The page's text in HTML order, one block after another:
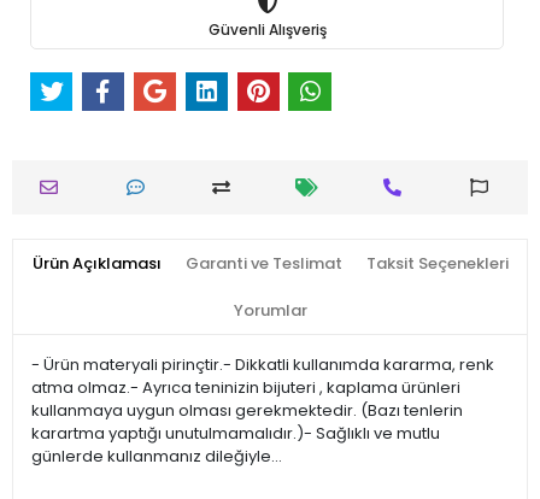
Güvenli Alışveriş
Ürün Açıklaması Garanti ve Teslimat Taksit Seçenekleri
Yorumlar
- Ürün materyali pirinçtir.- Dikkatli kullanımda kararma, renk
atma olmaz.- Ayrıca teninizin bijuteri , kaplama ürünleri
kullanmaya uygun olması gerekmektedir. (Bazı tenlerin
karartma yaptığı unutulmamalıdır.)- Sağlıklı ve mutlu
günlerde kullanmanız dileğiyle…